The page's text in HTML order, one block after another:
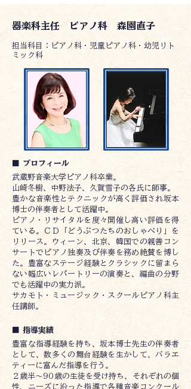
器楽科主任 ピアノ科 森園直子
​担当科目：ピアノ科・児童ピアノ科・幼児リト
ミック科
■ プロフィール
武蔵野音楽大学ピアノ科卒業。
山崎冬樹、中野法子、久賀雪子の各氏に師事。
豊かな音楽性とテクニックが高く評価され坂本
博士の伴奏者として活躍中。
ピアノ・リサイタルを度々開催し高い評価を得
ている。ＣＤ「どうぶつたちのおしゃべり」を
リリース。ウィーン、北京、韓国での親善コン
サートでピアノ独奏及び伴奏を務め絶賛を博し
た。豊富なステージ経験とクラシックに留まら
ない幅広いレパートリーの演奏と、編曲の分野
でも活躍中の実力派。
サカモト・ミュージック・スクールピアノ科主
任講師。
■ 指導実績
豊富な指導経験を持ち、坂本博士先生の伴奏者
として、数多くの舞台経験を生かして、バラエ
ティーに富んだ指導を行う。
２歳半～90歳の生徒を受け持ち、それぞれの個
性、ニーズに沿った指導で各種音楽コンクール